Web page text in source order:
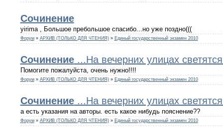
Сочинение
yirima , Большое пребольшое спасибо...но уже поздно(((
Форум » АРХИВ (ТОЛЬКО ДЛЯ ЧТЕНИЯ) » Единый государственный экзамен 2010
Сочинение...На вечерних улицах светятся
Помогите пожалуйста, очень нужно!!!!
Форум » АРХИВ (ТОЛЬКО ДЛЯ ЧТЕНИЯ) » Единый государственный экзамен 2010
Сочинение...На вечерних улицах светятся
а есть указания на авторы. есть какое нибудь пояснение??
Форум » АРХИВ (ТОЛЬКО ДЛЯ ЧТЕНИЯ) » Единый государственный экзамен 2010